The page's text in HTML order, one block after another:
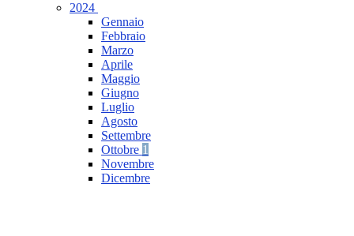
2024
Gennaio
Febbraio
Marzo
Aprile
Maggio
Giugno
Luglio
Agosto
Settembre
Ottobre 1
Novembre
Dicembre